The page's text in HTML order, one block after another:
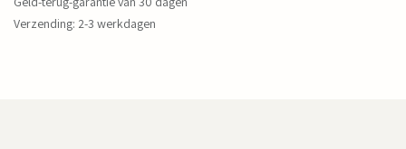
Verzending: 2-3 werkdagen